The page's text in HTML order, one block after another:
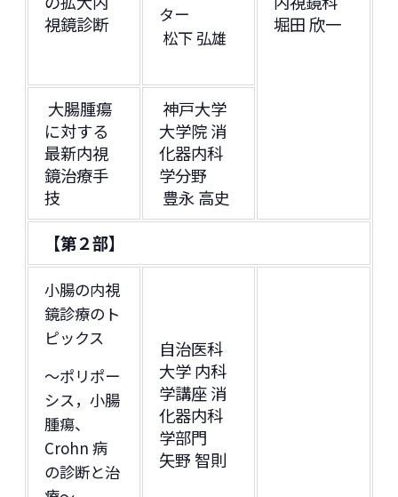
堀田 欣一
視鏡診断
ター
松下 弘雄
大腸腫瘍
に対する
最新内視
鏡治療手
技
神戸大学
大学院 消
化器内科
学分野
豊永 高史
【第２部】
小腸の内視
鏡診療のト
ピックス
〜ポリポー
シス，小腸
腫瘍、
Crohn 病
の診断と治
自治医科
大学 内科
学講座 消
化器内科
学部門
矢野 智則